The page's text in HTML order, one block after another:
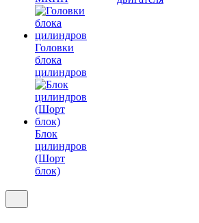
Головки
блока
цилиндров
Блок
цилиндров
(Шорт
блок)